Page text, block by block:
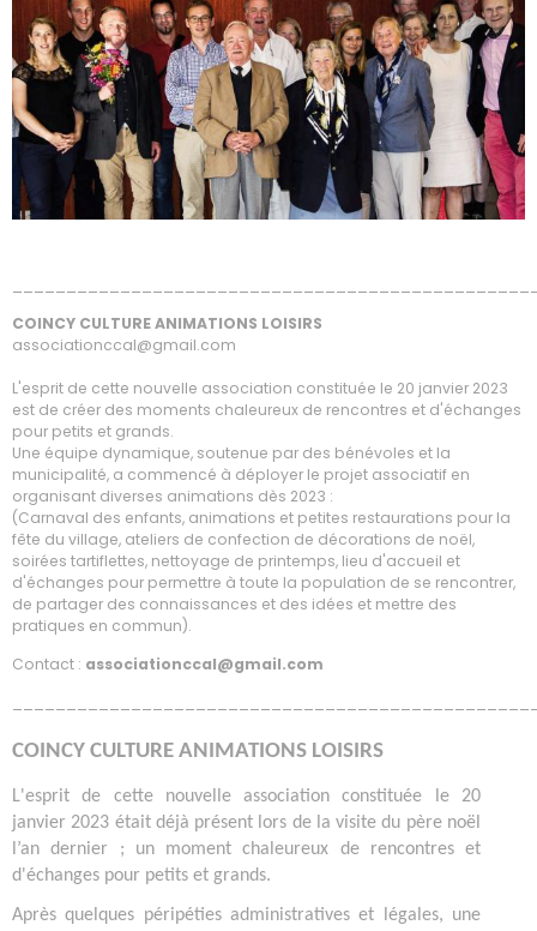
COINCY CULTURE ANIMATIONS LOISIRS
associationccal@gmail.com
L'esprit de cette nouvelle association constituée le 20 janvier 2023
est de créer des moments chaleureux de rencontres et d'échanges
pour petits et grands.
Une équipe dynamique, soutenue par des bénévoles et la
municipalité, a commencé à déployer le projet associatif en
organisant diverses animations dès 2023 :
(Carnaval des enfants, animations et petites restaurations pour la
fête du village, ateliers de confection de décorations de noël,
soirées tartiflettes, nettoyage de printemps, lieu d'accueil et
d'échanges pour permettre à toute la population de se rencontrer,
de partager des connaissances et des idées et mettre des
pratiques en commun).
Contact : associationccal@gmail.com
COINCY CULTURE ANIMATIONS LOISIRS
L'esprit de cette nouvelle association constituée le 20
janvier 2023 était déjà présent lors de la visite du père noël
l’an dernier ; un moment chaleureux de rencontres et
d'échanges pour petits et grands.
Après quelques péripéties administratives et légales, une